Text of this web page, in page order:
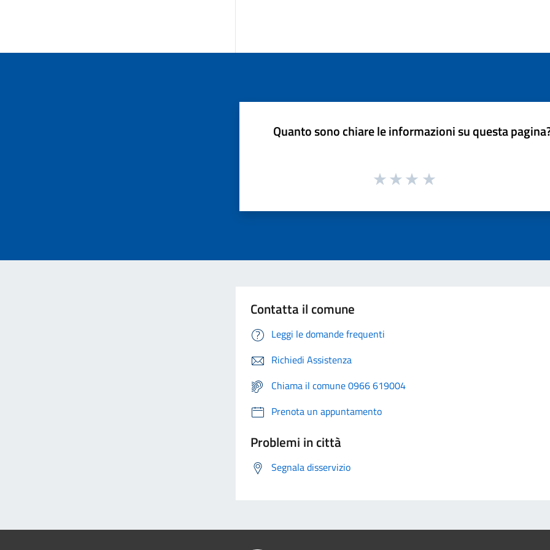
Quanto sono chiare le informazioni su questa
Contatta il comune
Leggi le domande frequenti
Richiedi Assistenza
Chiama il comune 0966 619004
Prenota un appuntamento
Problemi in città
Segnala disservizio